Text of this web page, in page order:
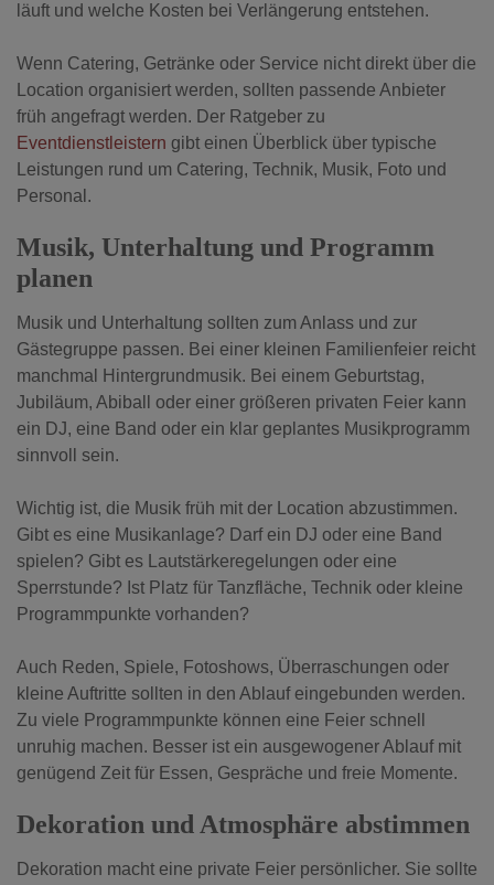
läuft und welche Kosten bei Verlängerung entstehen.
Wenn Catering, Getränke oder Service nicht direkt über die
Location organisiert werden, sollten passende Anbieter
früh angefragt werden. Der Ratgeber zu
Eventdienstleistern gibt einen Überblick über typische
Leistungen rund um Catering, Technik, Musik, Foto und
Personal.
Musik, Unterhaltung und Programm
planen
Musik und Unterhaltung sollten zum Anlass und zur
Gästegruppe passen. Bei einer kleinen Familienfeier reicht
manchmal Hintergrundmusik. Bei einem Geburtstag,
Jubiläum, Abiball oder einer größeren privaten Feier kann
ein DJ, eine Band oder ein klar geplantes Musikprogramm
sinnvoll sein.
Wichtig ist, die Musik früh mit der Location abzustimmen.
Gibt es eine Musikanlage? Darf ein DJ oder eine Band
spielen? Gibt es Lautstärkeregelungen oder eine
Sperrstunde? Ist Platz für Tanzfläche, Technik oder kleine
Programmpunkte vorhanden?
Auch Reden, Spiele, Fotoshows, Überraschungen oder
kleine Auftritte sollten in den Ablauf eingebunden werden.
Zu viele Programmpunkte können eine Feier schnell
unruhig machen. Besser ist ein ausgewogener Ablauf mit
genügend Zeit für Essen, Gespräche und freie Momente.
Dekoration und Atmosphäre abstimmen
Dekoration macht eine private Feier persönlicher. Sie sollte